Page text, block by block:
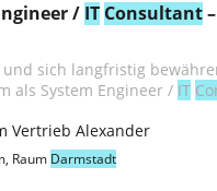
/ IT Consultant
sich langfristig
als System Engineer / IT
Vertrieb Alexander
Raum Darmstadt